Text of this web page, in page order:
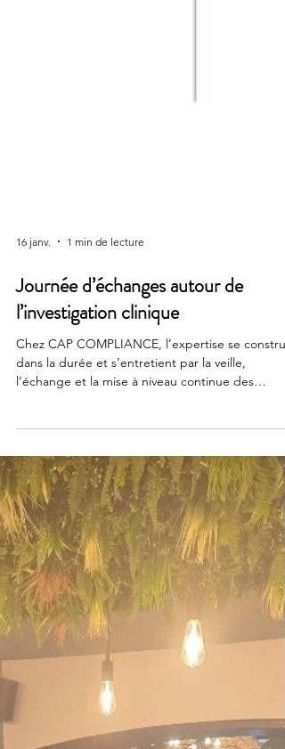
16 janv. 1 min de lecture
Chez CAP COMPLIANCE, l’expertise se construit
dans la durée et s’entretient par la veille,
l’échange et la mise à niveau continue des
pratiques.